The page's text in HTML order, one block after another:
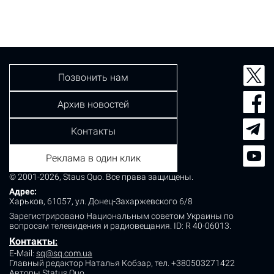
© 2001-2026, Staus Quo. Все права защищены.
Адрес:
Харьков, 61057, ул. Донец-Захаржевского 6/8
Зарегистрировано Национальным советом Украины по
вопросам телевидения и радиовещания. ID: R 40-06013.
Контакты:
E-Mail: sq@sq.com.ua
Главный редактор Наталья Кобзар, тел. +380503271422
Позвонить нам
Архив новостей
Контакты
Реклама в один клик